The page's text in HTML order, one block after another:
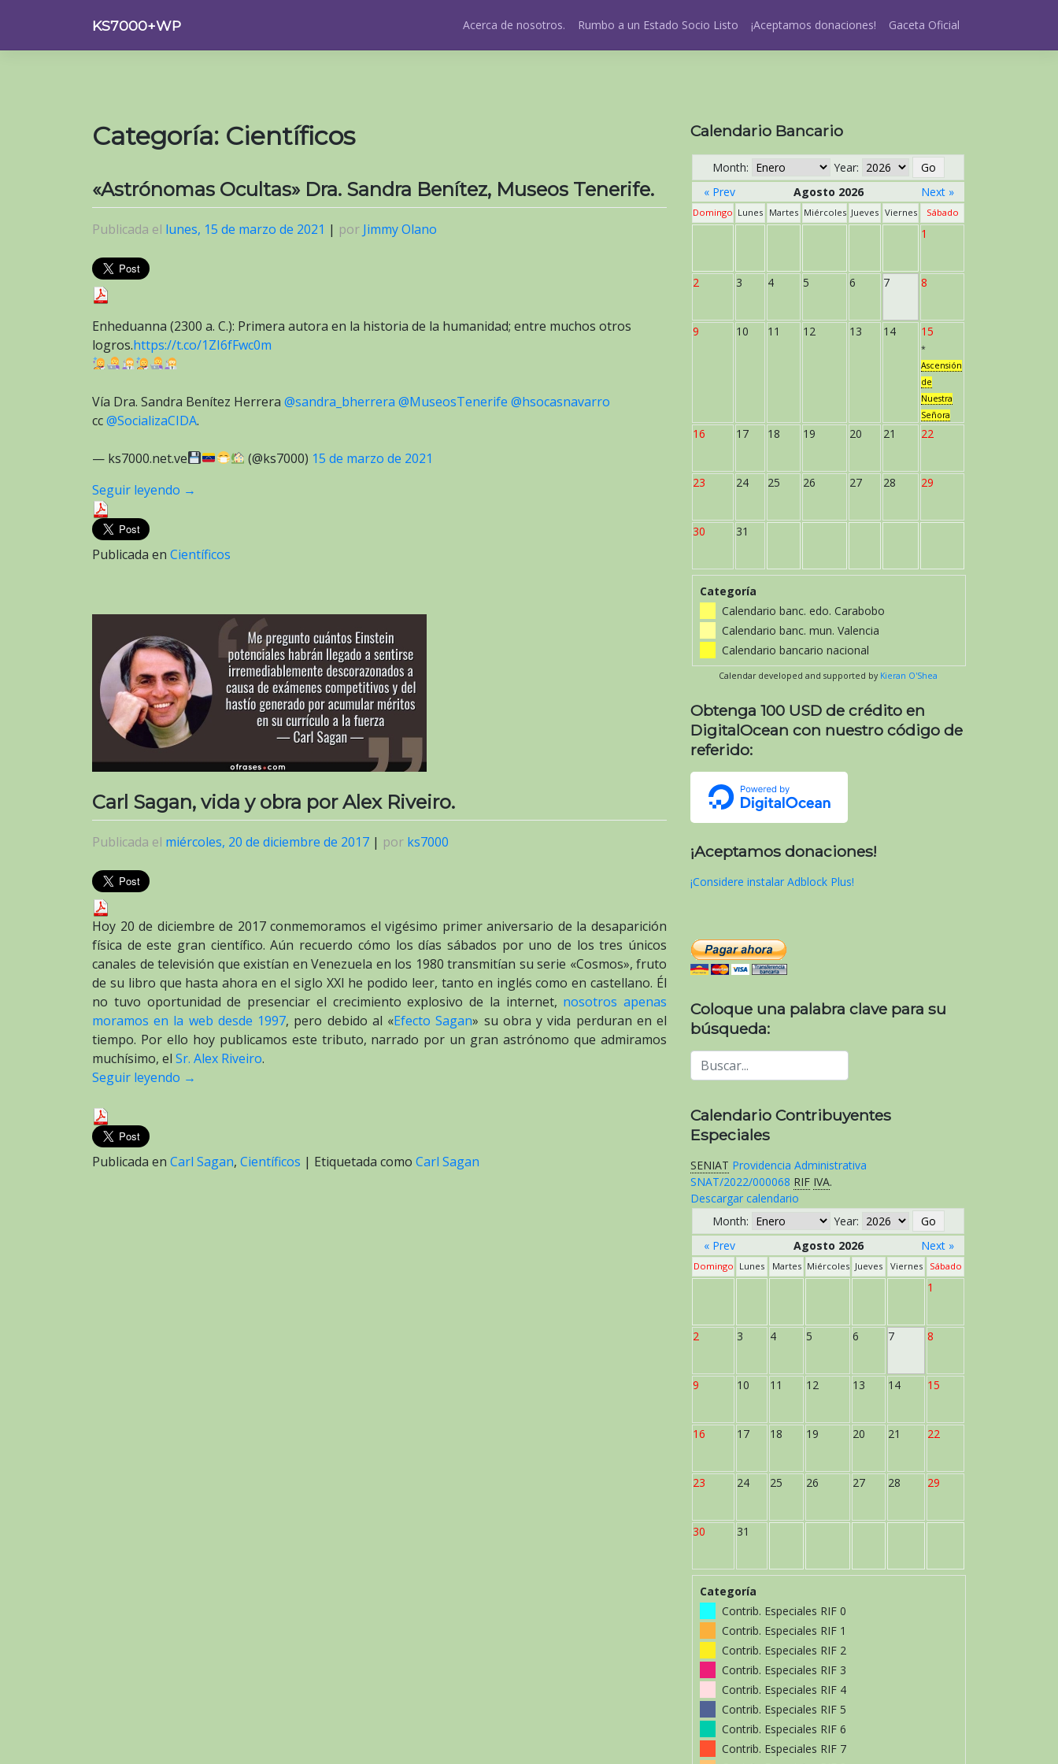
contenido
KS7000+WP Acerca de nosotros. Rumbo a un Estado Socio Listo ¡Aceptamos donaciones! Gaceta Oficial
Categoría: Científicos
«Astrónomas Ocultas» Dra. Sandra Benítez, Museos Tenerife.
Publicada el lunes, 15 de marzo de 2021 | por Jimmy Olano
Enheduanna (2300 a. C.): Primera autora en la historia de la humanidad; entre muchos otros
logros.https://t.co/1ZI6fFwc0m
Vía Dra. Sandra Benítez Herrera @sandra_bherrera @MuseosTenerife @hsocasnavarro
cc@SocializaCIDA.
— ks7000.net.ve (@ks7000) 15 de marzo de 2021
Seguir leyendo →
Publicada en Científicos
Carl Sagan, vida y obra por Alex Riveiro.
Publicada el miércoles, 20 de diciembre de 2017 | por ks7000
Hoy 20 de diciembre de 2017 conmemoramos el vigésimo primer aniversario de la desaparición
física de este gran científico. Aún recuerdo cómo los días sábados por uno de los tres únicos
canales de televisión que existían en Venezuela en los 1980 transmitían su serie «Cosmos», fruto
de su libro que hasta ahora en el siglo XXI he podido leer, tanto en inglés como en castellano. Él
no tuvo oportunidad de presenciar el crecimiento explosivo de la internet, nosotros apenas
moramos en la web desde 1997, pero debido al «Efecto Sagan» su obra y vida perduran en el
tiempo. Por ello hoy publicamos este tributo, narrado por un gran astrónomo que admiramos
muchísimo, el Sr. Alex Riveiro.
Seguir leyendo →
Publicada en Carl Sagan, Científicos | Etiquetada como Carl Sagan
Calendario Bancario
Month:
Year:
« Prev
Agosto 2026 Next »
Domingo Lunes Martes Miércoles Jueves Viernes Sábado
1
2 3 4 5 6 7 8
9 10 11 12 13 14 15
*
Ascensión
de
Nuestra
Señora
16 17 18 19 20 21 22
23 24 25 26 27 28 29
30 31
Categoría
Calendario banc. edo. Carabobo
Calendario banc. mun. Valencia
Calendario bancario nacional
Calendar developed and supported by Kieran O'Shea
Obtenga 100 USD de crédito en
DigitalOcean con nuestro código de
referido:
¡Aceptamos donaciones!
¡Considere instalar Adblock Plus!
Coloque una palabra clave para su
búsqueda:
Calendario Contribuyentes
Especiales
SENIAT Providencia Administrativa
SNAT/2022/000068 RIF IVA.
Descargar calendario
Month:
Year:
« Prev
Agosto 2026 Next »
Domingo Lunes Martes Miércoles Jueves Viernes Sábado
1
2 3 4 5 6 7 8
9 10 11 12 13 14 15
16 17 18 19 20 21 22
23 24 25 26 27 28 29
30 31
Categoría
Contrib. Especiales RIF 0
Contrib. Especiales RIF 1
Contrib. Especiales RIF 2
Contrib. Especiales RIF 3
Contrib. Especiales RIF 4
Contrib. Especiales RIF 5
Contrib. Especiales RIF 6
Contrib. Especiales RIF 7